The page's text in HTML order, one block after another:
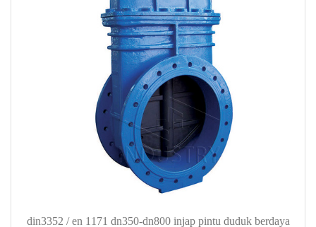
din3352 / en 1171 dn350-dn800 injap pintu duduk berdaya